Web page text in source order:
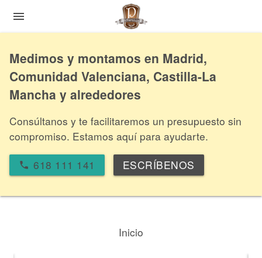
menu
Medimos y montamos en Madrid,
Comunidad Valenciana, Castilla-La
Mancha y alrededores
Consúltanos y te facilitaremos un presupuesto sin
compromiso. Estamos aquí para ayudarte.
local_phone 618 111 141 ESCRÍBENOS
Inicio